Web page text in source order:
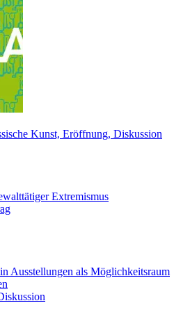
Kunst, Eröffnung, Diskussion
Extremismus
Ausstellungen als Möglichkeitsraum